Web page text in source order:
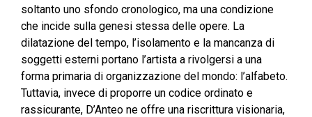
soltanto uno sfondo cronologico, ma una condizione
che incide sulla genesi stessa delle opere. La
dilatazione del tempo, l’isolamento e la mancanza di
soggetti esterni portano l’artista a rivolgersi a una
forma primaria di organizzazione del mondo: l’alfabeto.
Tuttavia, invece di proporre un codice ordinato e
rassicurante, D’Anteo ne offre una riscrittura visionaria,